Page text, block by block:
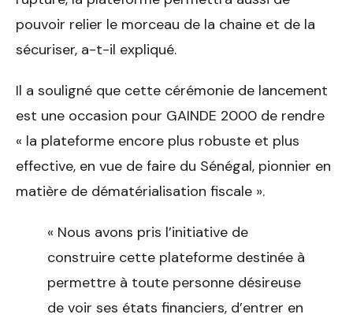
pouvoir relier le morceau de la chaine et de la
sécuriser, a-t-il expliqué.
Il a souligné que cette cérémonie de lancement
est une occasion pour GAINDE 2000 de rendre
« la plateforme encore plus robuste et plus
effective, en vue de faire du Sénégal, pionnier en
matière de dématérialisation fiscale ».
« Nous avons pris l’initiative de
construire cette plateforme destinée à
permettre à toute personne désireuse
de voir ses états financiers, d’entrer en